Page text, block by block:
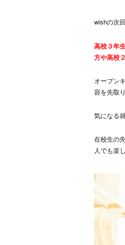
wishの次
高校３年
方や高校
オープン
容を先取
気になる
在校生の
人でも楽